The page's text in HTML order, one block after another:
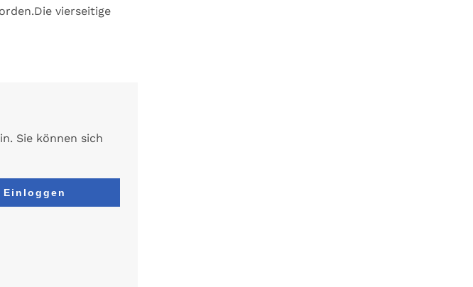
vierseitige
Sie können sich